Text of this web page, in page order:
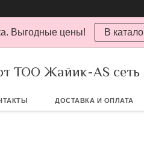
Выгодные цены! В
ТОО Жайик-AS сеть
ДОСТАВКА И ОПЛАТА